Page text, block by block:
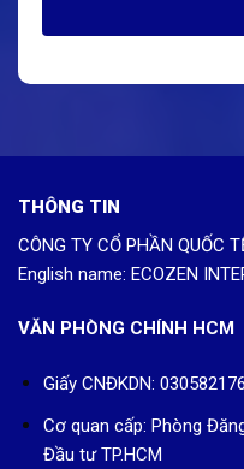
THÔNG TIN
CÔNG TY CỔ PHẦN QUỐC
English name: ECOZEN
VĂN PHÒNG CHÍNH HCM
Giấy CNĐKDN:
Cơ quan cấp: Phòng
Đầu tư TP.HCM